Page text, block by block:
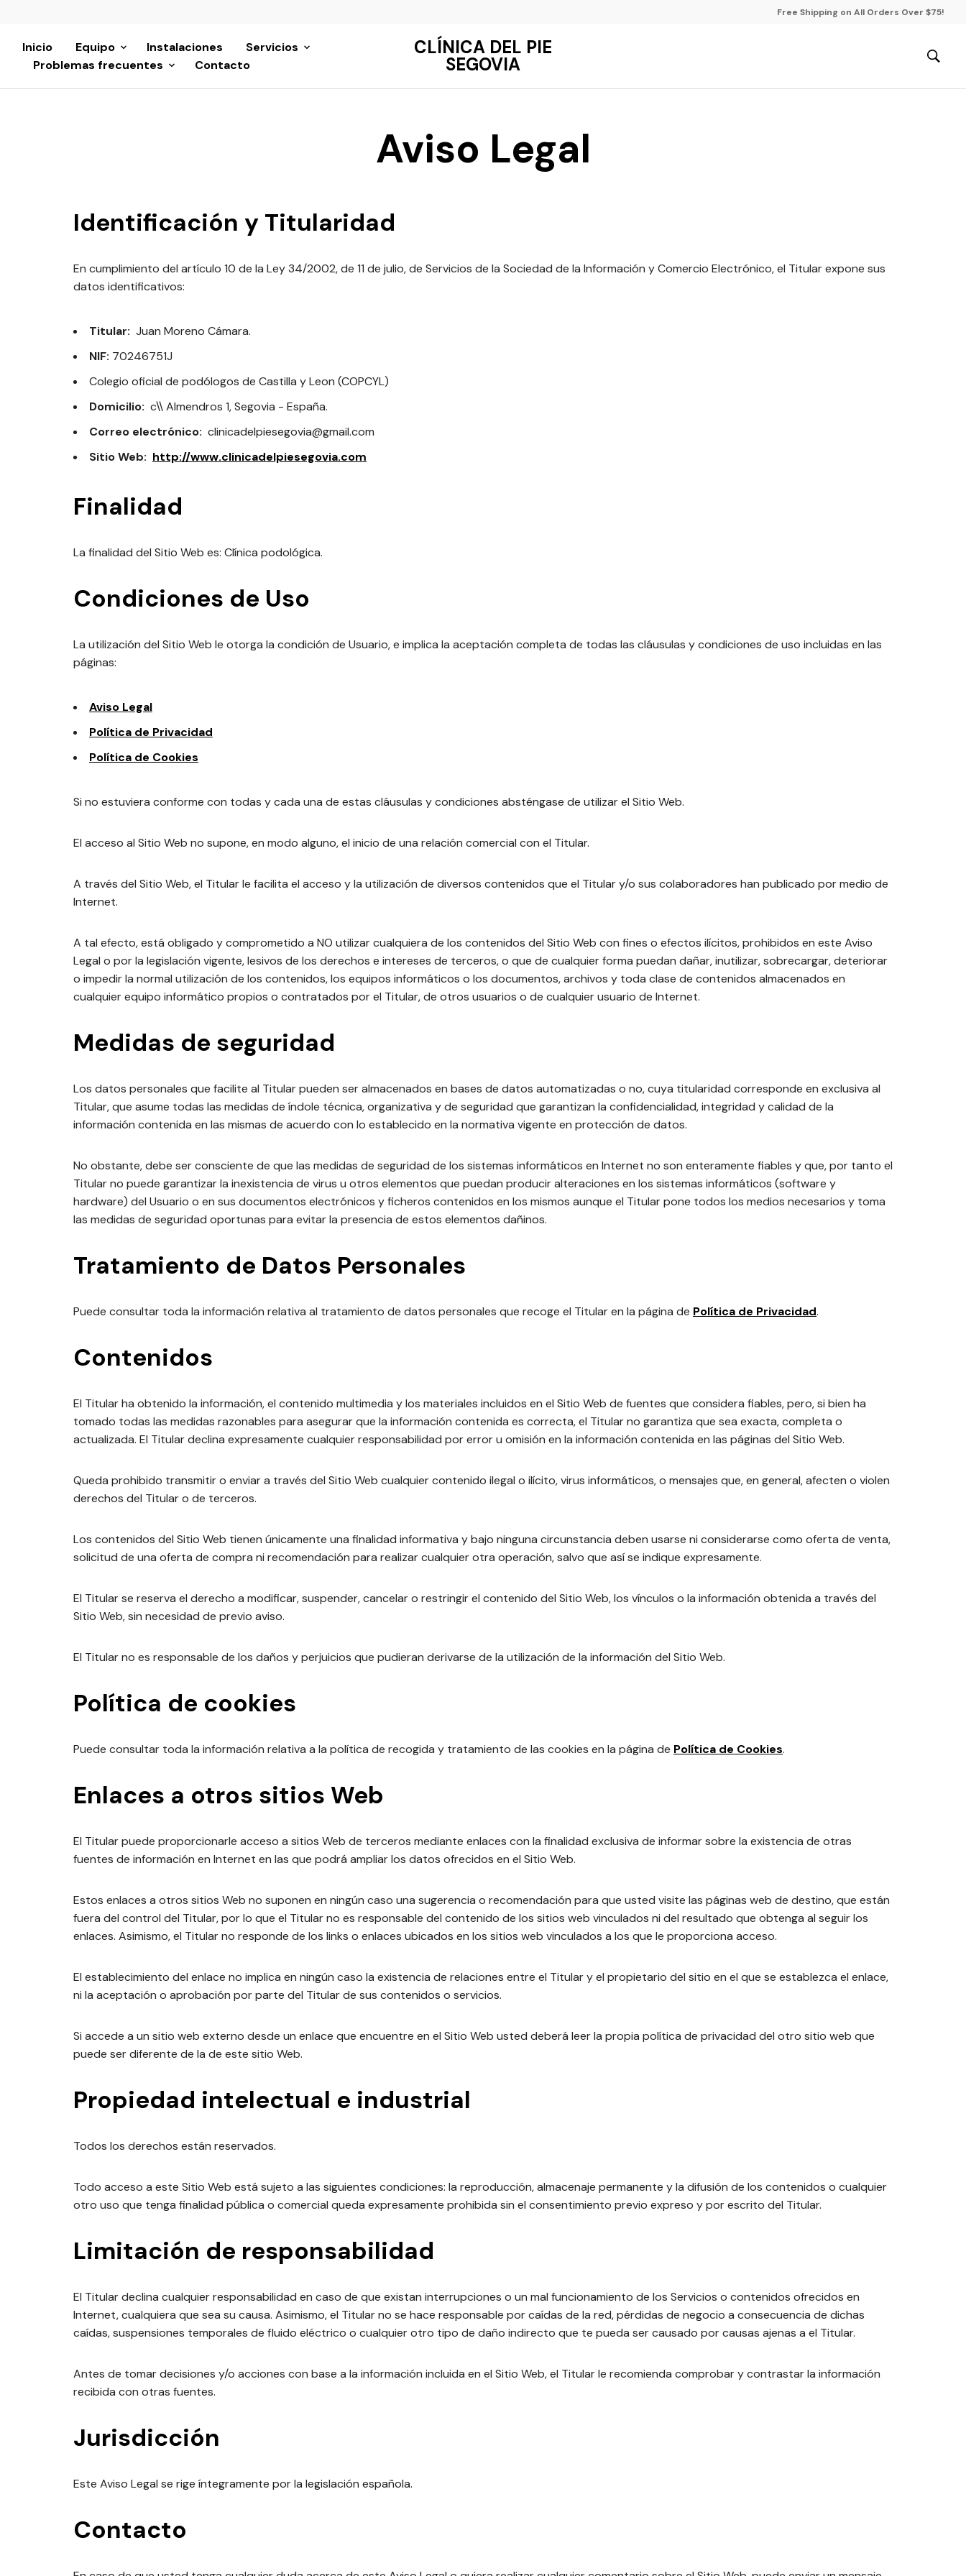
Free Shipping on All Orders Over $75!
Inicio Equipo Instalaciones
Servicios
Problemas frecuentes
Contacto
CLÍNICA DEL PIE
SEGOVIA
Aviso Legal
Identificación y Titularidad
En cumplimiento del artículo 10 de la Ley 34/2002, de 11 de julio, de Servicios de la Sociedad de la Información y Comercio Electrónico, el Titular expone sus
datos identificativos:
Titular: Juan Moreno Cámara.
NIF: 70246751J
Colegio oficial de podólogos de Castilla y Leon (COPCYL)
Domicilio: c\\ Almendros 1, Segovia - España.
Correo electrónico: clinicadelpiesegovia@gmail.com
Sitio Web: http://www.clinicadelpiesegovia.com
Finalidad
La finalidad del Sitio Web es: Clínica podológica.
Condiciones de Uso
La utilización del Sitio Web le otorga la condición de Usuario, e implica la aceptación completa de todas las cláusulas y condiciones de uso incluidas en las
páginas:
Aviso Legal
Política de Privacidad
Política de Cookies
Si no estuviera conforme con todas y cada una de estas cláusulas y condiciones absténgase de utilizar el Sitio Web.
El acceso al Sitio Web no supone, en modo alguno, el inicio de una relación comercial con el Titular.
A través del Sitio Web, el Titular le facilita el acceso y la utilización de diversos contenidos que el Titular y/o sus colaboradores han publicado por medio de
Internet.
A tal efecto, está obligado y comprometido a NO utilizar cualquiera de los contenidos del Sitio Web con fines o efectos ilícitos, prohibidos en este Aviso
Legal o por la legislación vigente, lesivos de los derechos e intereses de terceros, o que de cualquier forma puedan dañar, inutilizar, sobrecargar, deteriorar
o impedir la normal utilización de los contenidos, los equipos informáticos o los documentos, archivos y toda clase de contenidos almacenados en
cualquier equipo informático propios o contratados por el Titular, de otros usuarios o de cualquier usuario de Internet.
Medidas de seguridad
Los datos personales que facilite al Titular pueden ser almacenados en bases de datos automatizadas o no, cuya titularidad corresponde en exclusiva al
Titular, que asume todas las medidas de índole técnica, organizativa y de seguridad que garantizan la confidencialidad, integridad y calidad de la
información contenida en las mismas de acuerdo con lo establecido en la normativa vigente en protección de datos.
No obstante, debe ser consciente de que las medidas de seguridad de los sistemas informáticos en Internet no son enteramente fiables y que, por tanto el
Titular no puede garantizar la inexistencia de virus u otros elementos que puedan producir alteraciones en los sistemas informáticos (software y
hardware) del Usuario o en sus documentos electrónicos y ficheros contenidos en los mismos aunque el Titular pone todos los medios necesarios y toma
las medidas de seguridad oportunas para evitar la presencia de estos elementos dañinos.
Tratamiento de Datos Personales
Puede consultar toda la información relativa al tratamiento de datos personales que recoge el Titular en la página de Política de Privacidad.
Contenidos
El Titular ha obtenido la información, el contenido multimedia y los materiales incluidos en el Sitio Web de fuentes que considera fiables, pero, si bien ha
tomado todas las medidas razonables para asegurar que la información contenida es correcta, el Titular no garantiza que sea exacta, completa o
actualizada. El Titular declina expresamente cualquier responsabilidad por error u omisión en la información contenida en las páginas del Sitio Web.
Queda prohibido transmitir o enviar a través del Sitio Web cualquier contenido ilegal o ilícito, virus informáticos, o mensajes que, en general, afecten o violen
derechos del Titular o de terceros.
Los contenidos del Sitio Web tienen únicamente una finalidad informativa y bajo ninguna circunstancia deben usarse ni considerarse como oferta de venta,
solicitud de una oferta de compra ni recomendación para realizar cualquier otra operación, salvo que así se indique expresamente.
El Titular se reserva el derecho a modificar, suspender, cancelar o restringir el contenido del Sitio Web, los vínculos o la información obtenida a través del
Sitio Web, sin necesidad de previo aviso.
El Titular no es responsable de los daños y perjuicios que pudieran derivarse de la utilización de la información del Sitio Web.
Política de cookies
Puede consultar toda la información relativa a la política de recogida y tratamiento de las cookies en la página de Política de Cookies.
Enlaces a otros sitios Web
El Titular puede proporcionarle acceso a sitios Web de terceros mediante enlaces con la finalidad exclusiva de informar sobre la existencia de otras
fuentes de información en Internet en las que podrá ampliar los datos ofrecidos en el Sitio Web.
Estos enlaces a otros sitios Web no suponen en ningún caso una sugerencia o recomendación para que usted visite las páginas web de destino, que están
fuera del control del Titular, por lo que el Titular no es responsable del contenido de los sitios web vinculados ni del resultado que obtenga al seguir los
enlaces. Asimismo, el Titular no responde de los links o enlaces ubicados en los sitios web vinculados a los que le proporciona acceso.
El establecimiento del enlace no implica en ningún caso la existencia de relaciones entre el Titular y el propietario del sitio en el que se establezca el enlace,
ni la aceptación o aprobación por parte del Titular de sus contenidos o servicios.
Si accede a un sitio web externo desde un enlace que encuentre en el Sitio Web usted deberá leer la propia política de privacidad del otro sitio web que
puede ser diferente de la de este sitio Web.
Propiedad intelectual e industrial
Todos los derechos están reservados.
Todo acceso a este Sitio Web está sujeto a las siguientes condiciones: la reproducción, almacenaje permanente y la difusión de los contenidos o cualquier
otro uso que tenga finalidad pública o comercial queda expresamente prohibida sin el consentimiento previo expreso y por escrito del Titular.
Limitación de responsabilidad
El Titular declina cualquier responsabilidad en caso de que existan interrupciones o un mal funcionamiento de los Servicios o contenidos ofrecidos en
Internet, cualquiera que sea su causa. Asimismo, el Titular no se hace responsable por caídas de la red, pérdidas de negocio a consecuencia de dichas
caídas, suspensiones temporales de fluido eléctrico o cualquier otro tipo de daño indirecto que te pueda ser causado por causas ajenas a el Titular.
Antes de tomar decisiones y/o acciones con base a la información incluida en el Sitio Web, el Titular le recomienda comprobar y contrastar la información
recibida con otras fuentes.
Jurisdicción
Este Aviso Legal se rige íntegramente por la legislación española.
Contacto